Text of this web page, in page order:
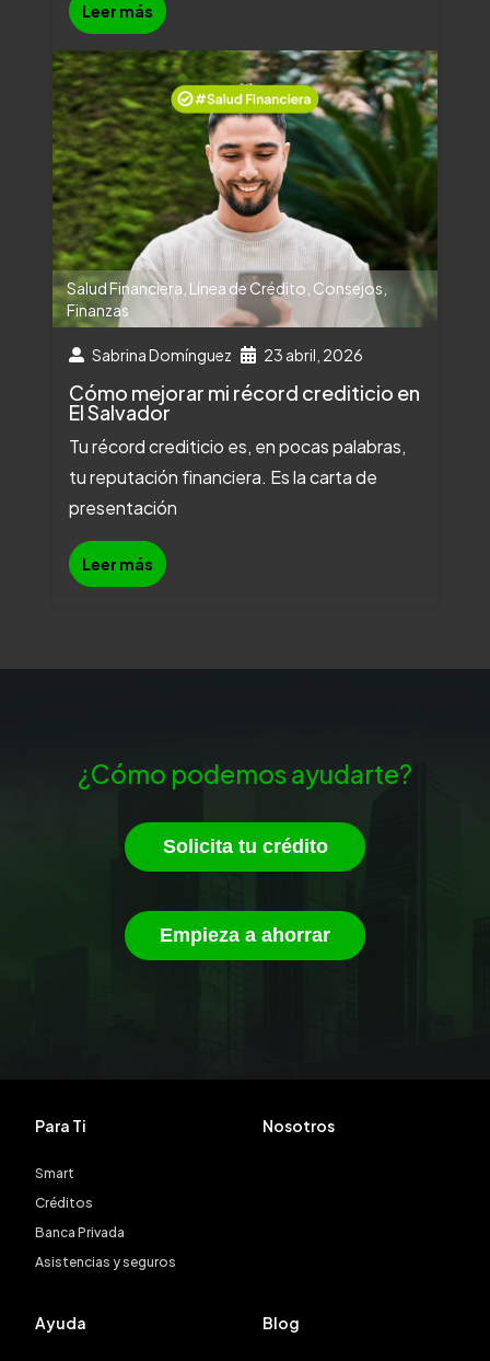
Leer más
Salud Financiera Línea de Crédito Consejos,
Finanzas
Sabrina Domínguez 23 abril, 2026
Cómo mejorar mi récord crediticio en
El Salvador
Tu récord crediticio es, en pocas palabras,
tu reputación financiera. Es la carta de
presentación
Leer más
¿Cómo podemos ayudarte?
Solicita tu crédito
Empieza a ahorrar
Para Ti
Smart
Créditos
Banca Privada
Asistencias y seguros
Nosotros
Ayuda Blog